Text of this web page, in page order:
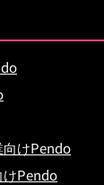
向けPendo
けPendo